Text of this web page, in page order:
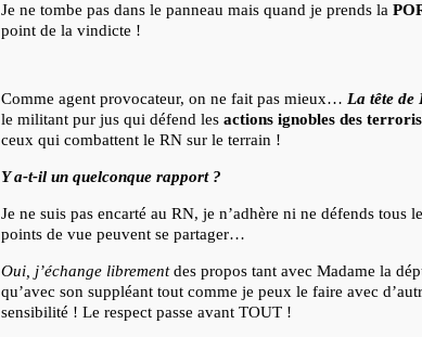
Je ne tombe pas dans le panneau mais quand je prends la
point de la vindicte !
Comme agent provocateur, on ne fait pas mieux… La tête de
le militant pur jus qui défend les actions ignobles des
ceux qui combattent le RN sur le terrain !
Y a-t-il un quelconque rapport ?
Je ne suis pas encarté au RN, je n’adhère ni ne défends tous
points de vue peuvent se partager…
Oui, j’échange librementdes propos tant avec Madame la
qu’avec son suppléant tout comme je peux le faire avec
sensibilité ! Le respect passe avant TOUT !